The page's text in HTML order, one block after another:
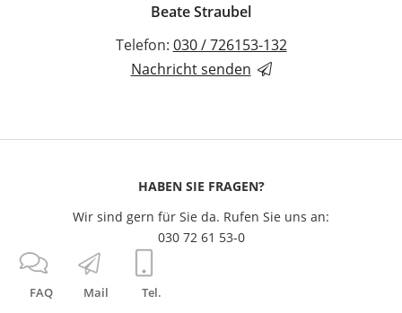
Beate Straubel
Telefon: 030 / 726153-132
Nachricht senden
FAQ Mail Tel.
HABEN SIE FRAGEN?
Wir sind gern für Sie da. Rufen Sie uns an:
030 72 61 53-0